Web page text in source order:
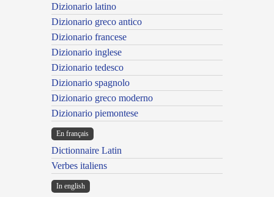
Dizionario latino
Dizionario greco antico
Dizionario francese
Dizionario inglese
Dizionario tedesco
Dizionario spagnolo
Dizionario greco moderno
Dizionario piemontese
En français
Dictionnaire Latin
Verbes italiens
In english